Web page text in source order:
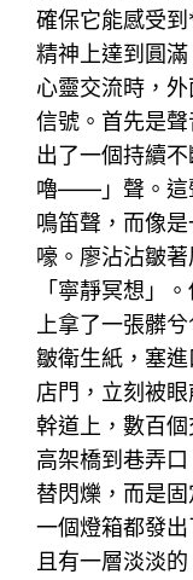
確保它能感受
精神上達到圓
心靈交流時，
信號。首先是
出了一個持續
嚕——」聲。這
鳴笛聲，而像
嚎。廖沾沾皺
「寧靜冥想」
上拿了一張髒
皺衛生紙，塞
店門，立刻被
幹道上，數百
高架橋到巷弄
替閃爍，而是
一個燈箱都發
且有一層淡淡